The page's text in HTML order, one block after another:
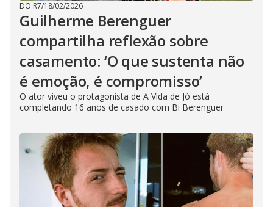
DO R7/18/02/2026
Guilherme Berenguer
compartilha reflexão sobre
casamento: ‘O que sustenta não
é emoção, é compromisso’
O ator viveu o protagonista de A Vida de Jó está
completando 16 anos de casado com Bi Berenguer